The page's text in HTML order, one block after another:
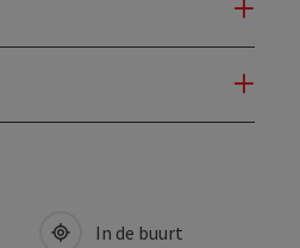
In de buurt